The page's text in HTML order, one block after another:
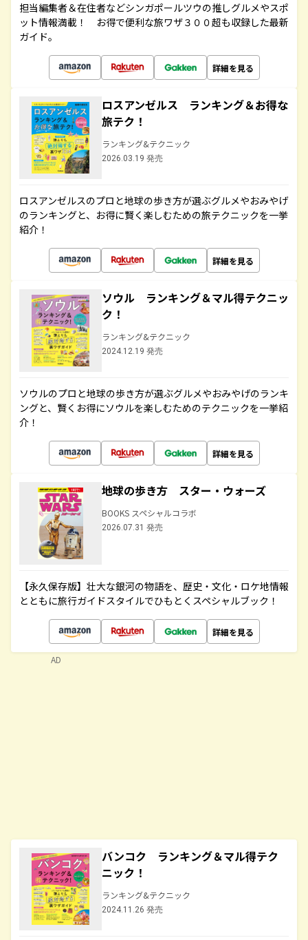
担当編集者＆在住者などシンガポールツウの推しグルメやスポ
ット情報満載！ お得で便利な旅ワザ３００超も収録した最新
ガイド。
詳細を見る
ロスアンゼルス ランキング＆お得な
旅テク！
ランキング&テクニック
2026.03.19 発売
ロスアンゼルスのプロと地球の歩き方が選ぶグルメやおみやげ
のランキングと、お得に賢く楽しむための旅テクニックを一挙
紹介！
詳細を見る
ソウル ランキング＆マル得テクニッ
ク！
ランキング&テクニック
2024.12.19 発売
ソウルのプロと地球の歩き方が選ぶグルメやおみやげのランキ
ングと、賢くお得にソウルを楽しむためのテクニックを一挙紹
介！
詳細を見る
地球の歩き方 スター・ウォーズ
BOOKS スペシャルコラボ
2026.07.31 発売
【永久保存版】壮大な銀河の物語を、歴史・文化・ロケ地情報
とともに旅行ガイドスタイルでひもとくスペシャルブック！
詳細を見る
バンコク ランキング＆マル得テク
ニック！
ランキング&テクニック
2024.11.26 発売
AD